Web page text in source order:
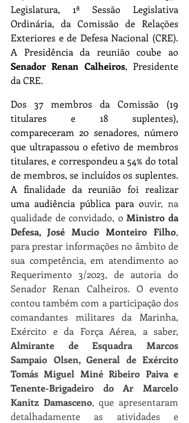
Legislatura, 1ª Sessão Legislativa
Ordinária, da Comissão de Relações
Exteriores e de Defesa Nacional (CRE).
Senador Renan Calheiros, Presidente
da CRE.
Dos 37 membros da Comissão (19
titulares e 18 suplentes),
compareceram 20 senadores, número
que ultrapassou o efetivo de membros
titulares, e correspondeu a 54% do total
de membros, se incluídos os suplentes.
A finalidade da reunião foi realizar
uma audiência pública para ouvir, na
qualidade de convidado, o Ministro da
Defesa, José Mucio Monteiro Filho,
para prestar informações no âmbito de
sua competência, em atendimento ao
Requerimento 3/2023, de autoria do
Senador Renan Calheiros. O evento
contou também com a participação dos
comandantes militares da Marinha,
Almirante de Esquadra Marcos
Sampaio Olsen, General de Exército
Tomás Miguel Miné Ribeiro Paiva e
Tenente-Brigadeiro do Ar Marcelo
Kanitz Damasceno, que apresentaram
detalhadamente as atividades e